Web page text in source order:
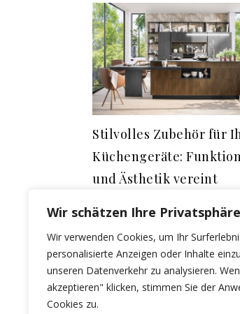
Wir schätzen Ihre Privatsphäre
Wir verwenden Cookies, um Ihr
personalisierte Anzeigen oder Inhalte
unseren Datenverkehr zu analysieren.
akzeptieren" klicken, stimmen Sie der
Cookies zu.
Stilvolles Zubehör für
Küchengeräte: Funktion
und Ästhetik vereint
27/02/2023